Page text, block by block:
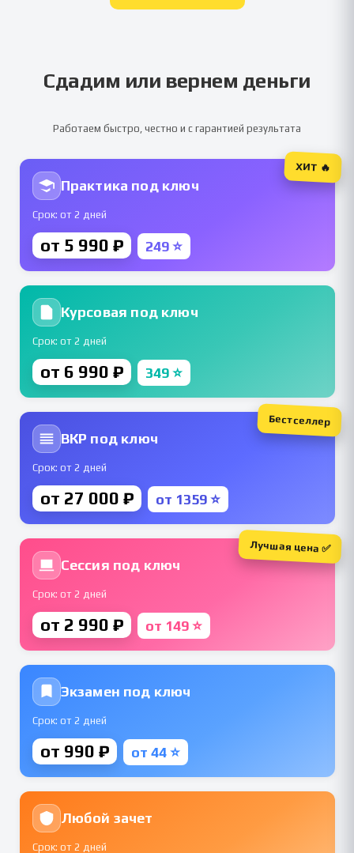
Сдадим или вернем деньги
Работаем быстро, честно и с гарантией результата
Практика под ключ
Срок: от 2 дней
от 5 990 ₽ 249 ⭐
ХИТ 🔥
Курсовая под ключ
Срок: от 2 дней
от 6 990 ₽ 349 ⭐
ВКР под ключ
Срок: от 2 дней
от 27 000 ₽ от 1359 ⭐
Бестселлер
Сессия под ключ
Срок: от 2 дней
от 2 990 ₽ от 149 ⭐
Лучшая цена ✅
Экзамен под ключ
Срок: от 2 дней
от 990 ₽ от 44 ⭐
Любой зачет
Срок: от 2 дней